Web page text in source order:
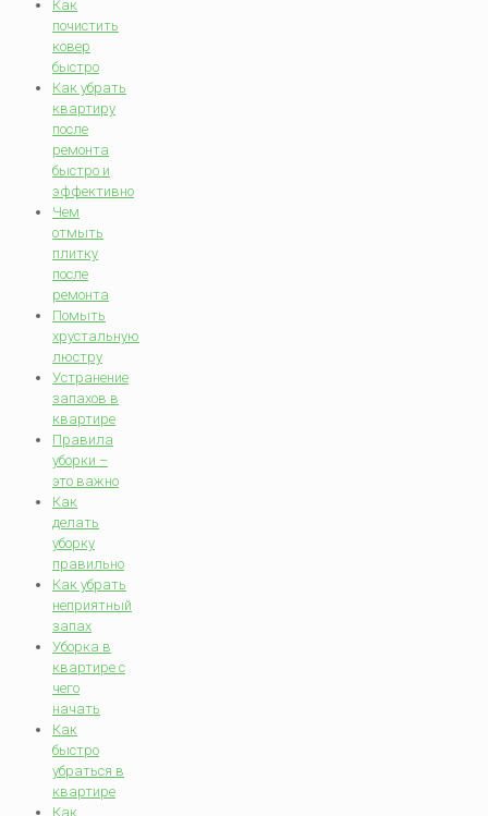
Как
почистить
ковер
быстро
Как убрать
квартиру
после
ремонта
быстро и
эффективно
Чем
отмыть
плитку
после
ремонта
Помыть
хрустальную
люстру
Устранение
запахов в
квартире
Правила
уборки –
это важно
Как
делать
уборку
правильно
Как убрать
неприятный
запах
Уборка в
квартире с
чего
начать
Как
быстро
убраться в
квартире
Как